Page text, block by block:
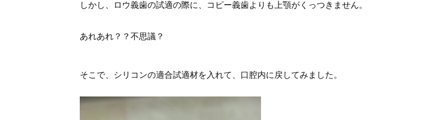
しかし、ロウ義歯の試適の際に、コピー義歯よりも上顎がくっつきません。
あれあれ？？不思議？
そこで、シリコンの適合試適材を入れて、口腔内に戻してみました。